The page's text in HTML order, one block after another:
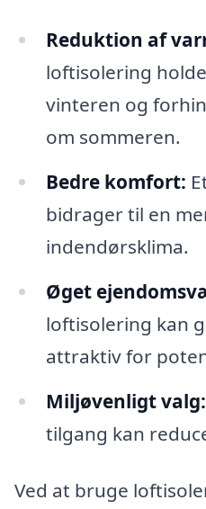
Reduktion af
loftisolering
vinteren og
om sommeren.
Bedre komfort:
bidrager til en
indendørsklima.
Øget
loftisolering kan
attraktiv for
Miljøvenligt valg:
tilgang kan
Ved at bruge